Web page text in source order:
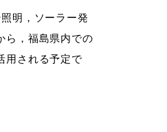
明，ソーラー発
ら，福島県内での
用される予定で